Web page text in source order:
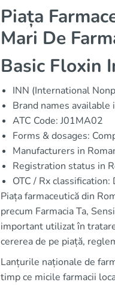
Piața
Mari De
Basic Floxin
INN (International
Brand names available
ATC Code: J01MA02
Forms & dosages:
Manufacturers in
Registration status in
OTC / Rx
Piața farmaceutică din
precum Farmacia Ta,
important utilizat în
cererea de pe piață,
Lanțurile naționale de
timp ce micile farmacii